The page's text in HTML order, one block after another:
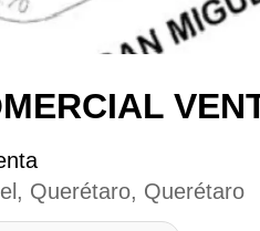
Querétaro, Querétaro